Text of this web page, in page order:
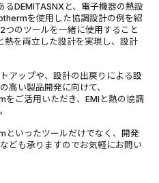
るDEMITASNXと、電子機器の熱設
を使用した協調設計の例を紹
つのツールを一緒に使用すること
熱を両立した設計を実現し、設計
アップや、設計の出戻りによる設
高い製品開発に向けて、
ご活用いただき、EMIと熱の協調
といったツールだけでなく、開発
ども承りますのでお気軽にお問い